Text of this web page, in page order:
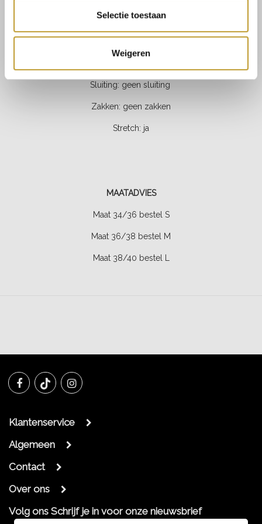
Selectie toestaan
Weigeren
Lengte: halverwege het bovenbeen
Sluiting: geen sluiting
Zakken: geen zakken
Stretch: ja
MAATADVIES
Maat 34/36 bestel S
Maat 36/38 bestel M
Maat 38/40 bestel L
Klantenservice
Algemeen
Contact
Over ons
Volg ons Schrijf je in voor onze nieuwsbrief